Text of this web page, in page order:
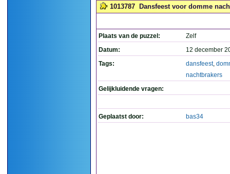
1013787 Dansfeest voor domme
Plaats van de puzzel:
Zelf
Datum:
12 december
Tags:
dansfeest,
nachtbrakers
Gelijkluidende vragen:
Geplaatst door: bas34